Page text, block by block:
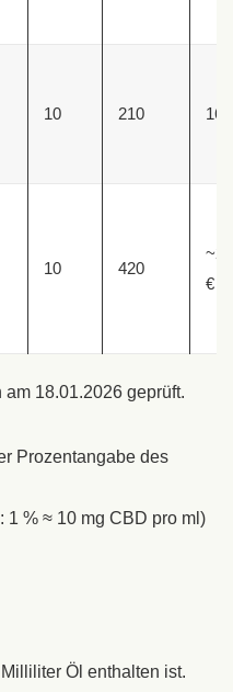
10 210
10 420
€
18.01.2026 geprüft.
Prozentangabe des
1 % ≈ 10 mg CBD pro ml)
Öl enthalten ist.